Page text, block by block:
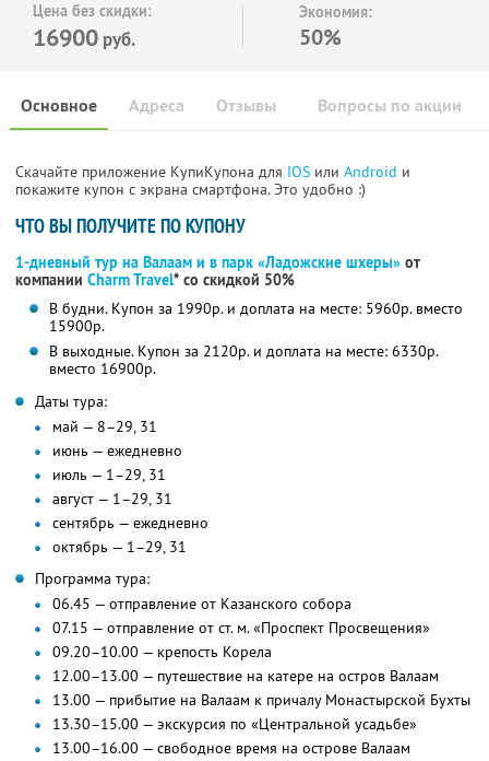
Цена без скидки:
16900 руб.
Экономия:
50%
Основное Отзывы Вопросы по акции
Адреса
Скачайте приложение КупиКупона для IOS или Android и
покажите купон с экрана смартфона. Это удобно :)
ЧТО ВЫ ПОЛУЧИТЕ ПО КУПОНУ
1-дневный тур на Валаам и в парк «Ладожские шхеры» от
компании Charm Travel* со скидкой 50%
В будни. Купон за 1990р. и доплата на месте: 5960р. вместо
15900р.
В выходные. Купон за 2120р. и доплата на месте: 6330р.
вместо 16900р.
Даты тура:
май — 8–29, 31
июнь — ежедневно
июль — 1–29, 31
август — 1–29, 31
сентябрь — ежедневно
октябрь — 1–29, 31
Программа тура:
06.45 — отправление от Казанского собора
07.15 — отправление от ст. м. «Проспект Просвещения»
09.20–10.00 — крепость Корела
12.00–13.00 — путешествие на катере на остров Валаам
13.00 — прибытие на Валаам к причалу Монастырской Бухты
13.30–15.00 — экскурсия по «Центральной усадьбе»
13.00–16.00 — свободное время на острове Валаам